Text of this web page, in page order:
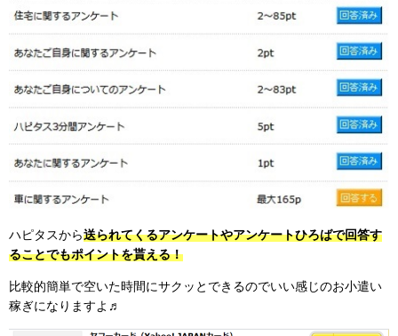
ハピタスから送られてくるアンケートやアンケートひろばで回答す
ることでもポイントを貰える！
比較的簡単で空いた時間にサクッとできるのでいい感じのお小遣い
稼ぎになりますよ♬